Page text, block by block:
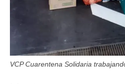
VCP Cuarentena Solidaria